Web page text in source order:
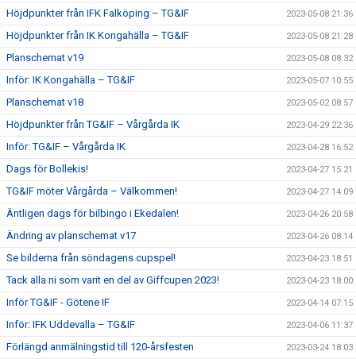
Höjdpunkter från IFK Falköping – TG&IF 2023-05-08 21:36
Höjdpunkter från IK Kongahälla – TG&IF 2023-05-08 21:28
Planschemat v19 2023-05-08 08:32
Inför: IK Kongahälla – TG&IF 2023-05-07 10:55
Planschemat v18 2023-05-02 08:57
Höjdpunkter från TG&IF – Vårgårda IK 2023-04-29 22:36
Inför: TG&IF – Vårgårda IK 2023-04-28 16:52
Dags för Bollekis! 2023-04-27 15:21
TG&IF möter Vårgårda – Välkommen! 2023-04-27 14:09
Äntligen dags för bilbingo i Ekedalen! 2023-04-26 20:58
Ändring av planschemat v17 2023-04-26 08:14
Se bilderna från söndagens cupspel! 2023-04-23 18:51
Tack alla ni som varit en del av Giffcupen 2023! 2023-04-23 18:00
Inför TG&IF - Götene IF 2023-04-14 07:15
Inför: IFK Uddevalla – TG&IF 2023-04-06 11:37
Förlängd anmälningstid till 120-årsfesten 2023-03-24 18:03